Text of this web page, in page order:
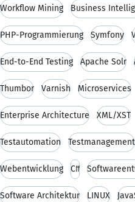
Workflow Mining Business
PHP-Programmierung Symfony
End-to-End Testing Apache Solr
Thumbor Varnish Microservices
Enterprise Architecture XML/XST
Testautomation Testmanagement
Webentwicklung C#
Software Architektur LINUX